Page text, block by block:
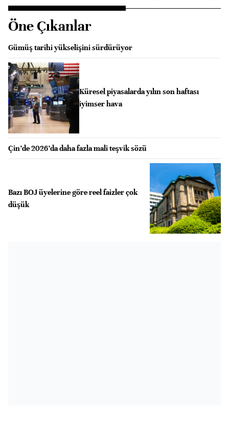
Öne Çıkanlar
Gümüş tarihi yükselişini sürdürüyor
Küresel piyasalarda yılın son haftası
iyimser hava
Çin’de 2026’da daha fazla mali teşvik sözü
Bazı BOJ üyelerine göre reel faizler çok
düşük